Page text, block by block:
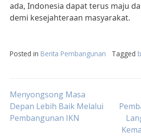
ada, Indonesia dapat terus maju
demi kesejahteraan masyarakat.
Posted in Berita Pembangunan Tagged
Post
navigation
Menyongsong Masa
Depan Lebih Baik Melalui
Pembangunan IKN